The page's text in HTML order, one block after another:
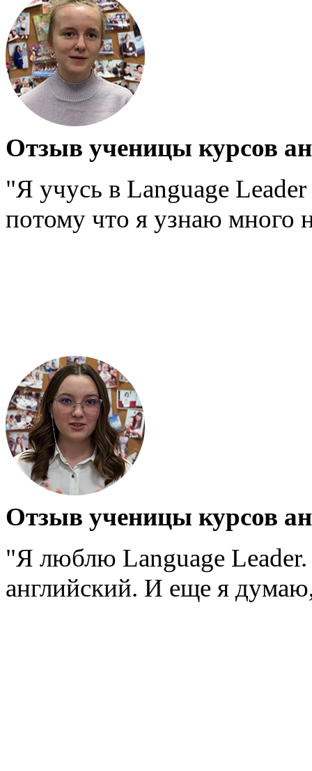
Отзыв ученицы курсов
"Я учусь в Language
потому что я узнаю много
Отзыв ученицы курсов
"Я люблю Language
английский. И еще я